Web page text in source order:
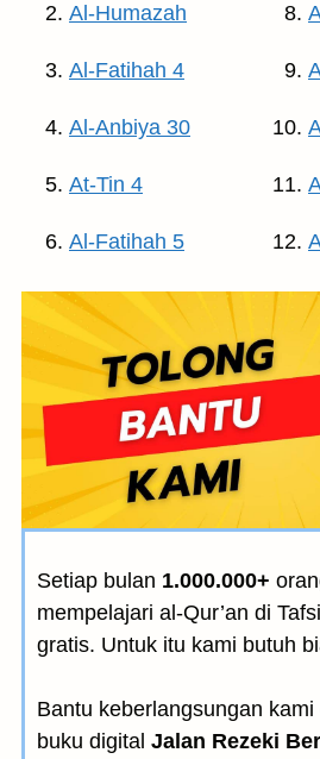
Al-Humazah
Al-Fatihah 4
Al-Anbiya 30
At-Tin 4
Al-Fatihah 5
Setiap bulan 1.000.000+
mempelajari al-Qur’an di
gratis. Untuk itu kami butuh
Bantu keberlangsungan
buku digital Jalan Rezeki